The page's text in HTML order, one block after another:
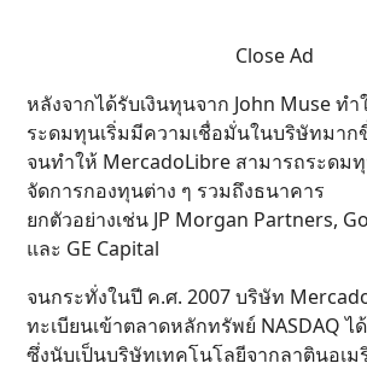
Close Ad
หลังจากได้รับเงินทุนจาก John Muse ท
ระดมทุนเริ่มมีความเชื่อมั่นในบริษัทมาก
จนทำให้ MercadoLibre สามารถระดม
จัดการกองทุนต่าง ๆ รวมถึงธนาคาร
ยกตัวอย่างเช่น JP Morgan Partners,
และ GE Capital
จนกระทั่งในปี ค.ศ. 2007 บริษัท
ทะเบียนเข้าตลาดหลักทรัพย์ NASDAQ ไ
ซึ่งนับเป็นบริษัทเทคโนโลยีจากลาตินอเ